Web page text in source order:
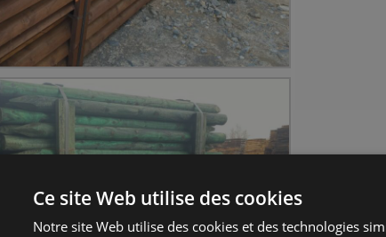
Ce site Web utilise des cookies
Notre site Web utilise des cookies et des technologies